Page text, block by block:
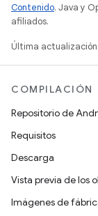
Contenido. Java y
afiliados.
Última
COMPILACIÓN
Repositorio de
Requisitos
Descarga
Vista previa de los
Imágenes de